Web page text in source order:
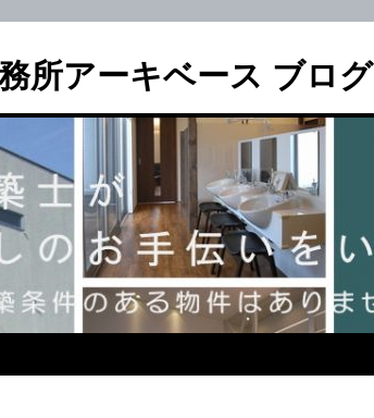
所アーキベース ブログ